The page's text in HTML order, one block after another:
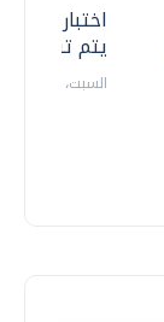
اختبارات
يتم
السبت، 18 يوليو 2026 09:22 ص